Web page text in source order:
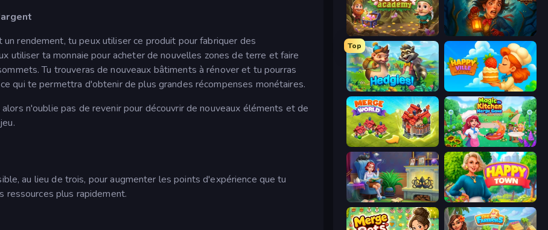
rendement, tu peux utiliser ce produit pour fabriquer des
utiliser ta monnaie pour acheter de nouvelles zones de terre et faire
Tu trouveras de nouveaux bâtiments à rénover et tu pourras
qui te permettra d'obtenir de plus grandes récompenses monétaires.
n'oublie pas de revenir pour découvrir de nouveaux éléments et de
au lieu de trois, pour augmenter les points d'expérience que tu
ressources plus rapidement.
Merge Academy Lamplighter: Merge & Magic
Top
Hedgies HappyVille Merge Farm
Merge World Magic Kitchen: Merge Game
Halloween Merge Happy Town